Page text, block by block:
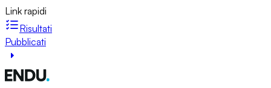
Link rapidi
Risultati
Pubblicati